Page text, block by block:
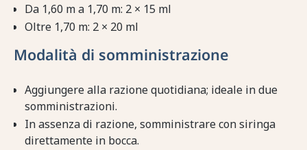
Da 1,60 m a 1,70 m: 2 × 15 ml
Oltre 1,70 m: 2 × 20 ml
Modalità di somministrazione
Aggiungere alla razione quotidiana; ideale in due
somministrazioni.
In assenza di razione, somministrare con siringa
direttamente in bocca.